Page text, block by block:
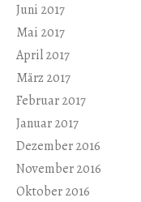
Juni 2017
Mai 2017
April 2017
März 2017
Februar 2017
Januar 2017
Dezember 2016
November 2016
Oktober 2016